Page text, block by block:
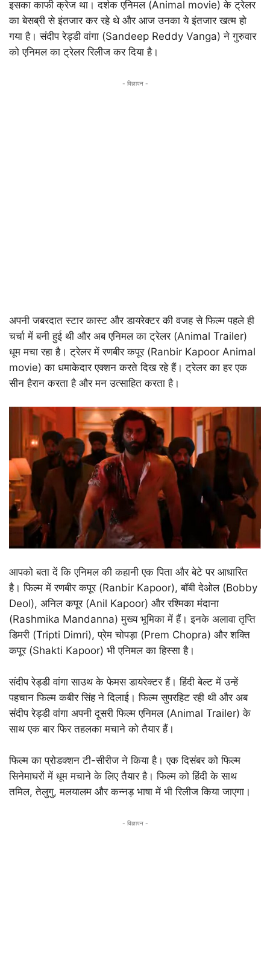
इसका काफी क्रेज था। दर्शक एनिमल (Animal movie) के ट्रेलर
का बेसब्री से इंतजार कर रहे थे और आज उनका ये इंतजार खत्म हो
गया है। संदीप रेड्डी वांगा (Sandeep Reddy Vanga) ने गुरुवार
को एनिमल का ट्रेलर रिलीज कर दिया है।
- विज्ञापन -
अपनी जबरदात स्टार कास्ट और डायरेक्टर की वजह से फिल्म पहले ही
चर्चा में बनी हुई थी और अब एनिमल का ट्रेलर (Animal Trailer)
धूम मचा रहा है। ट्रेलर में रणबीर कपूर (Ranbir Kapoor Animal
movie) का धमाकेदार एक्शन करते दिख रहे हैं। ट्रेलर का हर एक
सीन हैरान करता है और मन उत्साहित करता है।
आपको बता दें कि एनिमल की कहानी एक पिता और बेटे पर आधारित
है। फिल्म में रणबीर कपूर (Ranbir Kapoor), बॉबी देओल (Bobby
Deol), अनिल कपूर (Anil Kapoor) और रश्मिका मंदाना
(Rashmika Mandanna) मुख्य भूमिका में हैं। इनके अलावा तृप्ति
डिमरी (Tripti Dimri), प्रेम चोपड़ा (Prem Chopra) और शक्ति
कपूर (Shakti Kapoor) भी एनिमल का हिस्सा है।
संदीप रेड्डी वांगा साउथ के फेमस डायरेक्टर हैं। हिंदी बेल्ट में उन्हें
पहचान फिल्म कबीर सिंह ने दिलाई। फिल्म सुपरहिट रही थी और अब
संदीप रेड्डी वांगा अपनी दूसरी फिल्म एनिमल (Animal Trailer) के
साथ एक बार फिर तहलका मचाने को तैयार हैं।
फिल्म का प्रोडक्शन टी-सीरीज ने किया है। एक दिसंबर को फिल्म
सिनेमाघरों में धूम मचाने के लिए तैयार है। फिल्म को हिंदी के साथ
तमिल, तेलुगु, मलयालम और कन्नड़ भाषा में भी रिलीज किया जाएगा।
- विज्ञापन -